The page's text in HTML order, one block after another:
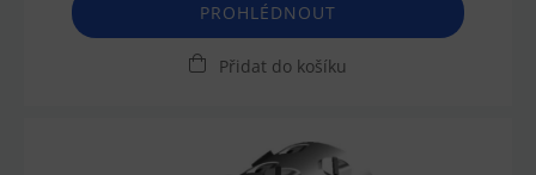
PROHLÉDNOUT
Přidat do košíku